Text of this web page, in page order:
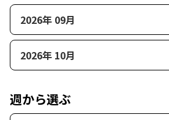
2026年 09月
2026年 10月
週から選ぶ